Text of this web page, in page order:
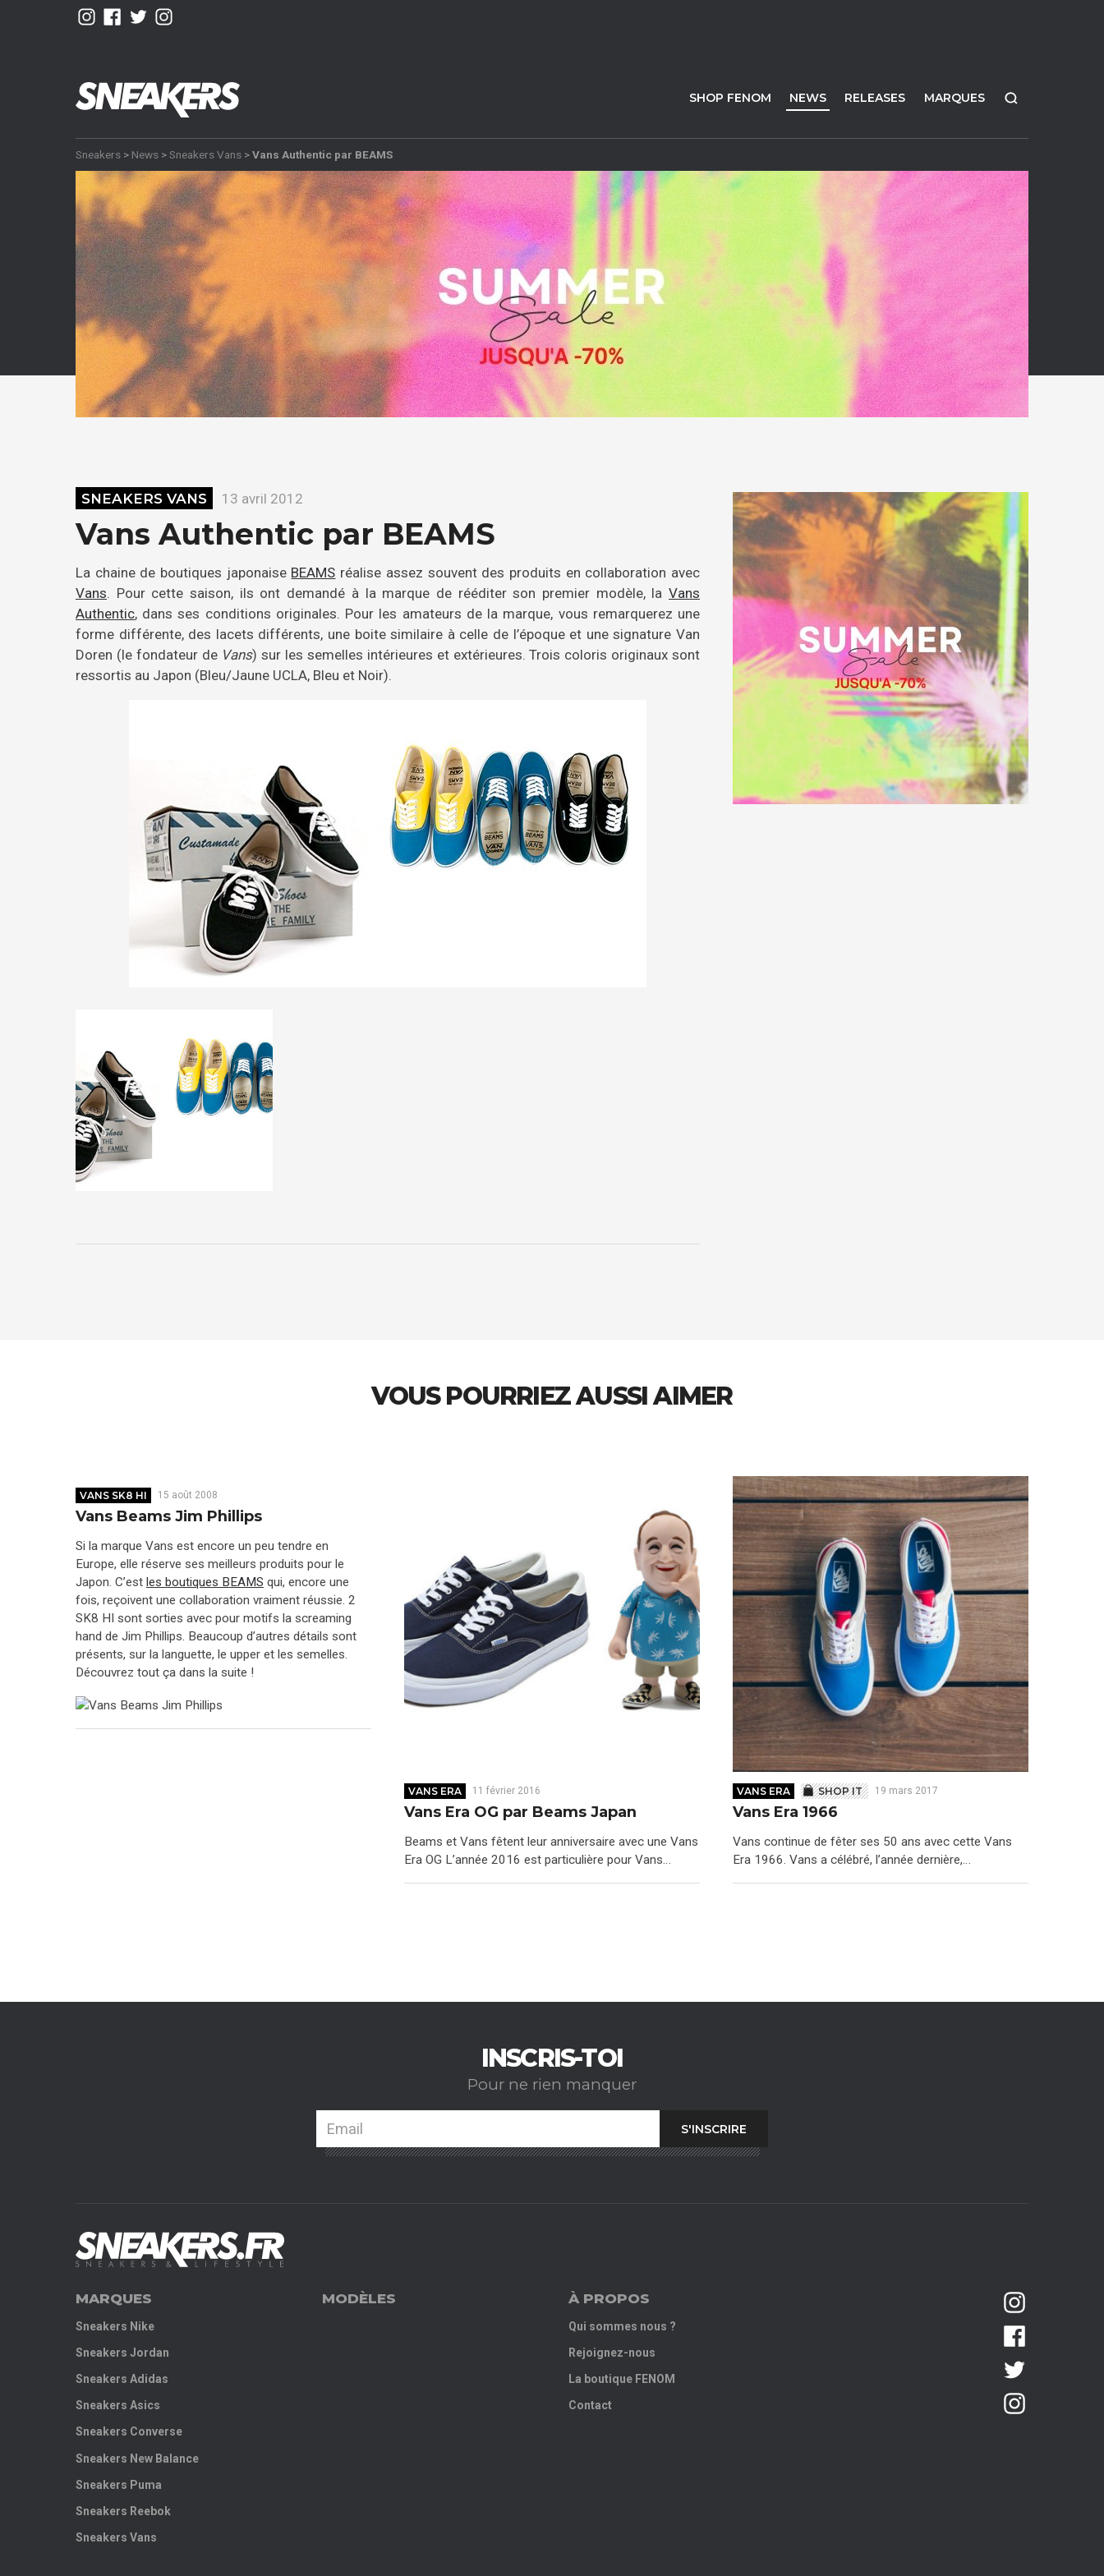
SHOP FENOM NEWS RELEASES MARQUES
Sneakers > News >Sneakers Vans >Vans Authentic par BEAMS
SNEAKERS VANS 13 avril 2012
Vans Authentic par BEAMS
La chaine de boutiques japonaise BEAMS réalise assez souvent des produits en collaboration avec
Vans. Pour cette saison, ils ont demandé à la marque de rééditer son premier modèle, la Vans
Authentic, dans ses conditions originales. Pour les amateurs de la marque, vous remarquerez une
forme différente, des lacets différents, une boite similaire à celle de l’époque et une signature Van
Doren (le fondateur de Vans) sur les semelles intérieures et extérieures. Trois coloris originaux sont
ressortis au Japon (Bleu/Jaune UCLA, Bleu et Noir).
VOUS POURRIEZ AUSSI AIMER
VANS SK8 HI 15 août 2008
Vans Beams Jim Phillips
Si la marque Vans est encore un peu tendre en
Europe, elle réserve ses meilleurs produits pour le
Japon. C’est les boutiques BEAMS qui, encore une
fois, reçoivent une collaboration vraiment réussie. 2
SK8 HI sont sorties avec pour motifs la screaming
hand de Jim Phillips. Beaucoup d’autres détails sont
présents, sur la languette, le upper et les semelles.
Découvrez tout ça dans la suite !
VANS ERA 11 février 2016
Vans Era OG par Beams Japan
Beams et Vans fêtent leur anniversaire avec une Vans
Era OG L’année 2016 est particulière pour Vans…
VANS ERA SHOP IT 19 mars 2017
Vans Era 1966
Vans continue de fêter ses 50 ans avec cette Vans
Era 1966. Vans a célébré, l’année dernière,…
INSCRIS-TOI
Pour ne rien manquer
MARQUES
Sneakers Nike
Sneakers Jordan
Sneakers Adidas
Sneakers Asics
Sneakers Converse
Sneakers New Balance
Sneakers Puma
Sneakers Reebok
Sneakers Vans
MODÈLES À PROPOS
Qui sommes nous ?
Rejoignez-nous
La boutique FENOM
Contact